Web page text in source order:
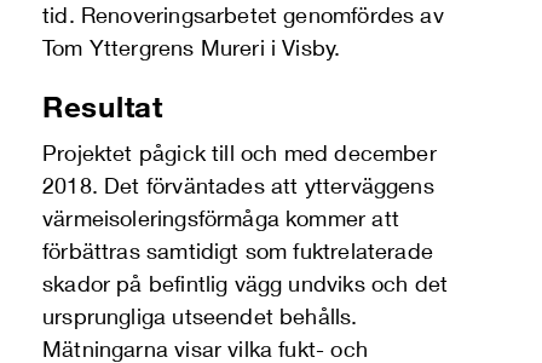
tid. Renoveringsarbetet genomfördes av
Tom Yttergrens Mureri i Visby.
Resultat
Projektet pågick till och med december
2018. Det förväntades att ytterväggens
värmeisoleringsförmåga kommer att
förbättras samtidigt som fuktrelaterade
skador på befintlig vägg undviks och det
ursprungliga utseendet behålls.
Mätningarna visar vilka fukt- och